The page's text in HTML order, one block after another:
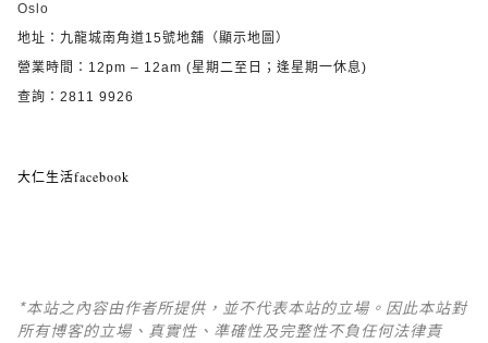
Oslo
地址：九龍城南角道15號地舖（顯示地圖）
營業時間： 12pm – 12am (星期二至日；逢星期一休息)
查詢： 2811 9926
大仁生活facebook
*本站之內容由作者所提供，並不代表本站的立場。因此本站對
所有博客的立場、真實性、準確性及完整性不負任何法律責